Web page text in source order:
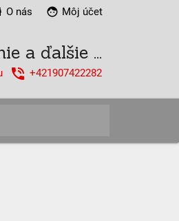
O nás face Môj účet
a ďalšie ...
+421907422282
phone_in_talk